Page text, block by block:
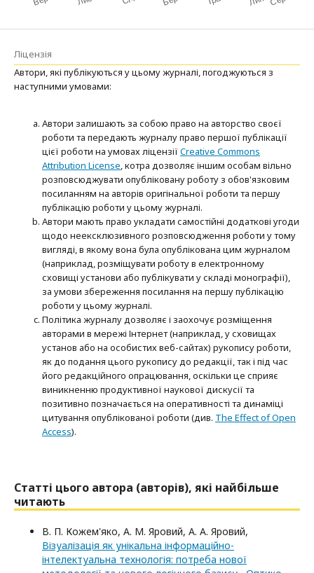
Ліцензія
Автори, які публікуються у цьому журналі, погоджуються з
наступними умовами:
Автори залишають за собою право на авторство своєї
роботи та передають журналу право першої публікації
цієї роботи на умовах ліцензії Creative Commons
Attribution License, котра дозволяє іншим особам вільно
розповсюджувати опубліковану роботу з обов'язковим
посиланням на авторів оригінальної роботи та першу
публікацію роботи у цьому журналі.
Автори мають право укладати самостійні додаткові угоди
щодо неексклюзивного розповсюдження роботи у тому
вигляді, в якому вона була опублікована цим журналом
(наприклад, розміщувати роботу в електронному
сховищі установи або публікувати у складі монографії),
за умови збереження посилання на першу публікацію
роботи у цьому журналі.
Політика журналу дозволяє і заохочує розміщення
авторами в мережі Інтернет (наприклад, у сховищах
установ або на особистих веб-сайтах) рукопису роботи,
як до подання цього рукопису до редакції, так і під час
його редакційного опрацювання, оскільки це сприяє
виникненню продуктивної наукової дискусії та
позитивно позначається на оперативності та динаміці
цитування опублікованої роботи (див. The Effect of Open
Access).
Статті цього автора (авторів), які найбільше
читають
В. П. Кожем'яко, А. М. Яровий, А. А. Яровий,
Візуалізація як унікальна інформаційно-
інтелектуальна технологія: потреба нової